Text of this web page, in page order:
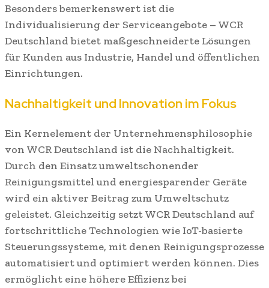
Besonders bemerkenswert ist die
Individualisierung der Serviceangebote – WCR
Deutschland bietet maßgeschneiderte Lösungen
für Kunden aus Industrie, Handel und öffentlichen
Einrichtungen.
Nachhaltigkeit und Innovation im Fokus
Ein Kernelement der Unternehmensphilosophie
von WCR Deutschland ist die Nachhaltigkeit.
Durch den Einsatz umweltschonender
Reinigungsmittel und energiesparender Geräte
wird ein aktiver Beitrag zum Umweltschutz
geleistet. Gleichzeitig setzt WCR Deutschland auf
fortschrittliche Technologien wie IoT-basierte
Steuerungssysteme, mit denen Reinigungsprozesse
automatisiert und optimiert werden können. Dies
ermöglicht eine höhere Effizienz bei